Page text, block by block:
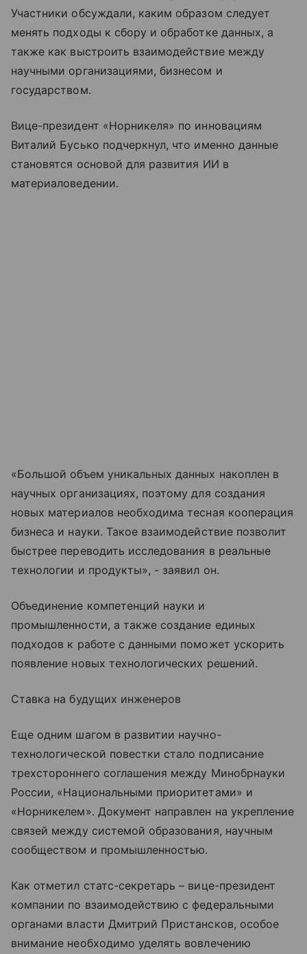
Участники обсуждали, каким образом следует
менять подходы к сбору и обработке данных, а
также как выстроить взаимодействие между
научными организациями, бизнесом и
государством.
Вице-президент «Норникеля» по инновациям
Виталий Бусько подчеркнул, что именно данные
становятся основой для развития ИИ в
материаловедении.
«Большой объем уникальных данных накоплен в
научных организациях, поэтому для создания
новых материалов необходима тесная кооперация
бизнеса и науки. Такое взаимодействие позволит
быстрее переводить исследования в реальные
технологии и продукты», - заявил он.
Объединение компетенций науки и
промышленности, а также создание единых
подходов к работе с данными поможет ускорить
появление новых технологических решений.
Ставка на будущих инженеров
Еще одним шагом в развитии научно-
технологической повестки стало подписание
трехстороннего соглашения между Минобрнауки
России, «Национальными приоритетами» и
«Норникелем». Документ направлен на укрепление
связей между системой образования, научным
сообществом и промышленностью.
Как отметил статс-секретарь – вице-президент
компании по взаимодействию с федеральными
органами власти Дмитрий Пристансков, особое
внимание необходимо уделять вовлечению